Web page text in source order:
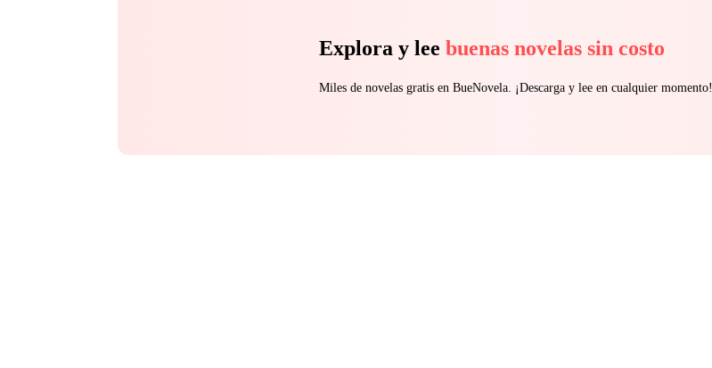
Explora y lee buenas novelas sin costo
Miles de novelas gratis en BueNovela. ¡Descarga y lee en cualquier momento!